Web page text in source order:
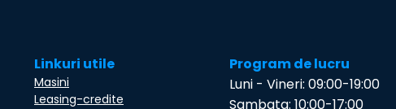
Linkuri utile
Masini
Leasing-credite
Program de lucru
Luni - Vineri: 09:00-19:00
Sambata: 10:00-17:00